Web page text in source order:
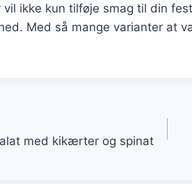
vil ikke kun tilføje smag til din
Med så mange varianter at
med kikærter og spinat